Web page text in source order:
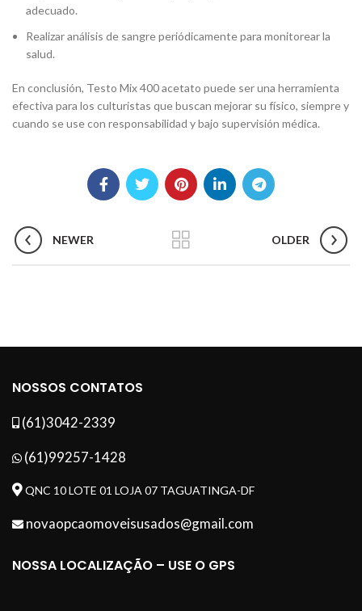
adecuado.
Realizar análisis de sangre periódicamente para monitorear la
salud.
En conclusión, Testo Mix 400 acetato puede ser una herramienta
efectiva para los culturistas que buscan mejorar su físico, siempre y
cuando se use con responsabilidad y bajo supervisión médica.
NEWER OLDER
NOSSOS CONTATOS
(61)3042-2339
(61)99257-1428
QNC 10 LOTE 01 LOJA 07 TAGUATINGA-DF
novaopcaomoveisusados@gmail.com
NOSSA LOCALIZAÇÃO – USE O GPS